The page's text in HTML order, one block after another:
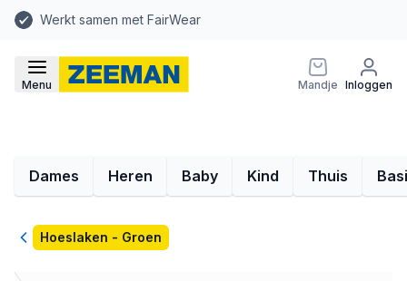
Werkt samen met FairWear
Menu Mandje Inloggen
Dames Heren Baby Kind Thuis
TerugHoeslaken - Groen